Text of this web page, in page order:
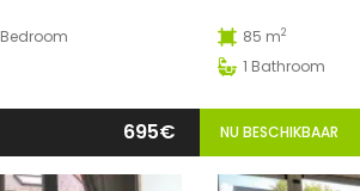
Bedroom
695€
85 m2
1 Bathroom
NU BESCHIKBAAR